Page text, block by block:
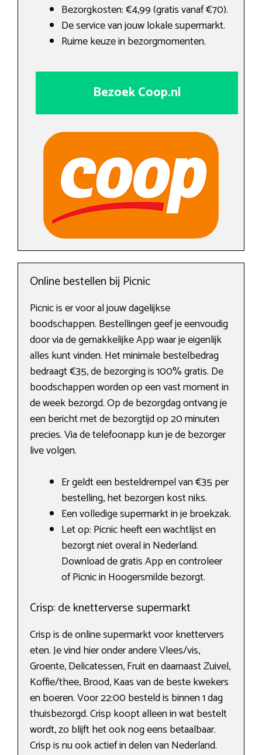
Bezorgkosten: €4,99 (gratis vanaf €70).
De service van jouw lokale supermarkt.
Ruime keuze in bezorgmomenten.
Bezoek Coop.nl
Online bestellen bij Picnic
Picnic is er voor al jouw dagelijkse
boodschappen. Bestellingen geef je eenvoudig
door via de gemakkelijke App waar je eigenlijk
alles kunt vinden. Het minimale bestelbedrag
bedraagt €35, de bezorging is 100% gratis. De
boodschappen worden op een vast moment in
de week bezorgd. Op de bezorgdag ontvang je
een bericht met de bezorgtijd op 20 minuten
precies. Via de telefoonapp kun je de bezorger
live volgen.
Er geldt een besteldrempel van €35 per
bestelling, het bezorgen kost niks.
Een volledige supermarkt in je broekzak.
Let op: Picnic heeft een wachtlijst en
bezorgt niet overal in Nederland.
Download de gratis App en controleer
of Picnic in Hoogersmilde bezorgt.
Crisp: de knetterverse supermarkt
Crisp is de online supermarkt voor knettervers
eten. Je vind hier onder andere Vlees/vis,
Groente, Delicatessen, Fruit en daarnaast Zuivel,
Koffie/thee, Brood, Kaas van de beste kwekers
en boeren. Voor 22:00 besteld is binnen 1 dag
thuisbezorgd. Crisp koopt alleen in wat bestelt
wordt, zo blijft het ook nog eens betaalbaar.
Crisp is nu ook actief in delen van Nederland.